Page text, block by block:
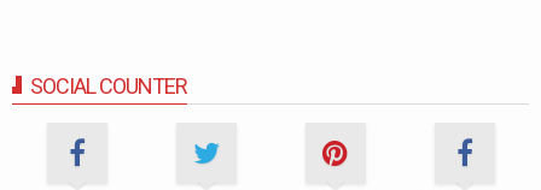
SOCIAL COUNTER